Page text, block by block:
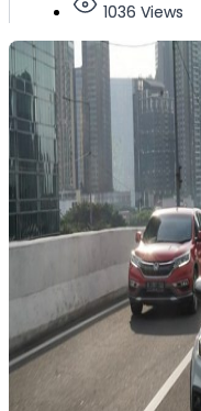
1036 Views